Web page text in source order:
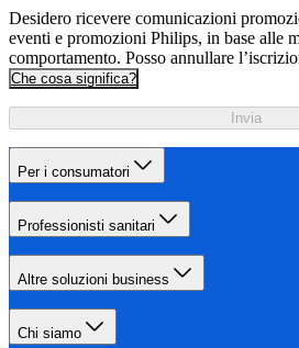
Desidero ricevere comunicazioni
eventi e promozioni Philips, in base alle
comportamento. Posso annullare
Che cosa significa?
Invia
Per i consumatori
Professionisti sanitari
Altre soluzioni business
Chi siamo